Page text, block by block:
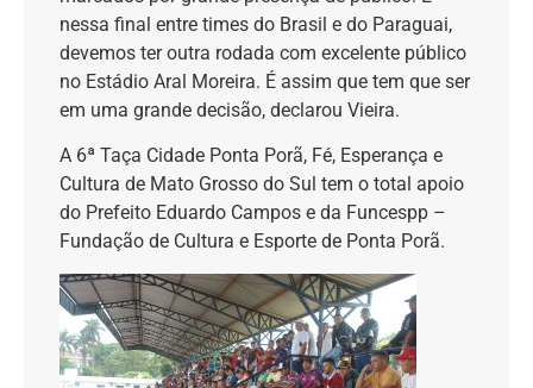
nessa final entre times do Brasil e do Paraguai,
devemos ter outra rodada com excelente público
no Estádio Aral Moreira. É assim que tem que ser
em uma grande decisão, declarou Vieira.
A 6ª Taça Cidade Ponta Porã, Fé, Esperança e
Cultura de Mato Grosso do Sul tem o total apoio
do Prefeito Eduardo Campos e da Funcespp –
Fundação de Cultura e Esporte de Ponta Porã.